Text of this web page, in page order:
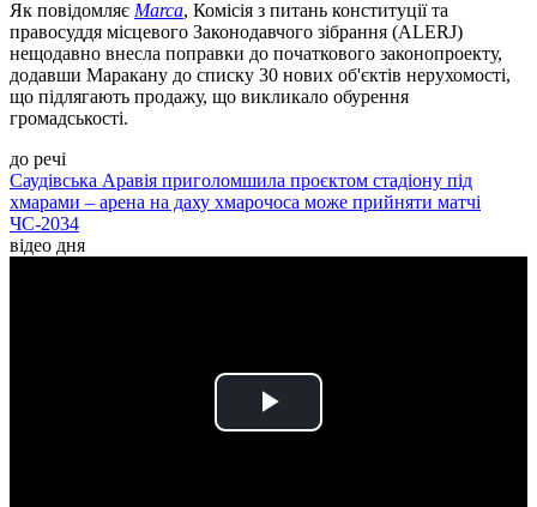
Як повідомляє Marca, Комісія з питань конституції та
правосуддя місцевого Законодавчого зібрання (ALERJ)
нещодавно внесла поправки до початкового законопроекту,
додавши Маракану до списку 30 нових об'єктів нерухомості,
що підлягають продажу, що викликало обурення
громадськості.
до речі
Саудівська Аравія приголомшила проєктом стадіону під
хмарами – арена на даху хмарочоса може прийняти матчі
ЧС-2034
відео дня
Play